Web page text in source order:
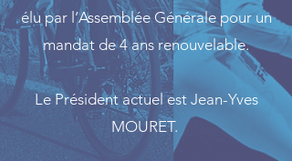
élu par l’Assemblée Générale pour un
mandat de 4 ans renouvelable.
Le Président actuel est Jean-Yves
MOURET.